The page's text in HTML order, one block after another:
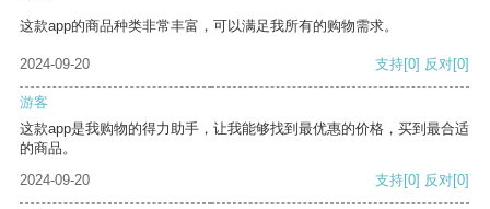
这款app的商品种类非常丰富，可以满足我所有的购物需求。
2024-09-20 支持[0] 反对[0]
游客
这款app是我购物的得力助手，让我能够找到最优惠的价格，买到最合适
的商品。
2024-09-20
支持[0] 反对[0]